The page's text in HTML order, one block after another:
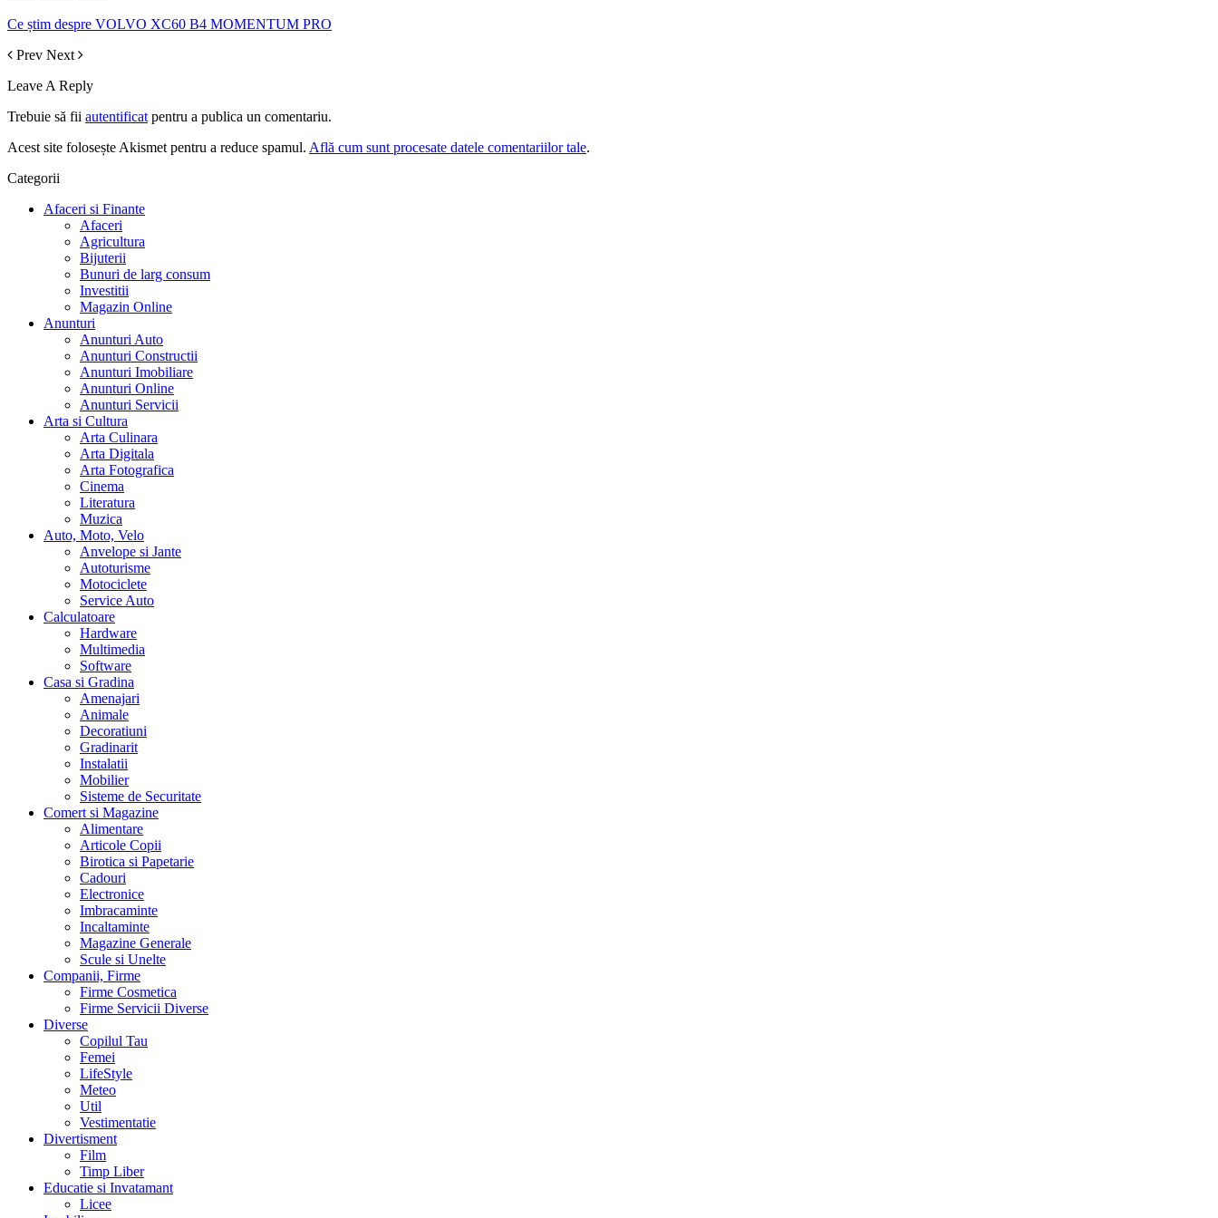
Ce știm despre VOLVO XC60 B4 MOMENTUM PRO
Prev Next
Leave A Reply
Trebuie să fii autentificatpentru a publica un comentariu.
Acest site folosește Akismet pentru a reduce spamul. Află cum sunt procesate datele comentariilor tale.
Categorii
Afaceri si Finante
Afaceri
Agricultura
Bijuterii
Bunuri de larg consum
Investitii
Magazin Online
Anunturi
Anunturi Auto
Anunturi Constructii
Anunturi Imobiliare
Anunturi Online
Anunturi Servicii
Arta si Cultura
Arta Culinara
Arta Digitala
Arta Fotografica
Cinema
Literatura
Muzica
Auto, Moto, Velo
Anvelope si Jante
Autoturisme
Motociclete
Service Auto
Calculatoare
Hardware
Multimedia
Software
Casa si Gradina
Amenajari
Animale
Decoratiuni
Gradinarit
Instalatii
Mobilier
Sisteme de Securitate
Comert si Magazine
Alimentare
Articole Copii
Birotica si Papetarie
Cadouri
Electronice
Imbracaminte
Incaltaminte
Magazine Generale
Scule si Unelte
Companii, Firme
Firme Cosmetica
Firme Servicii Diverse
Diverse
Copilul Tau
Femei
LifeStyle
Meteo
Util
Vestimentatie
Divertisment
Film
Timp Liber
Educatie si Invatamant
Licee